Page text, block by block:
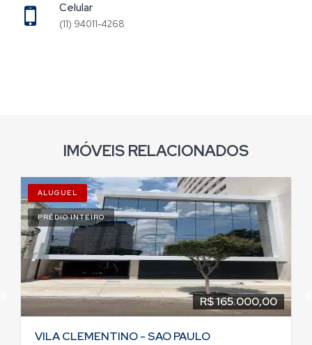
Celular
(11) 94011-4268
IMÓVEIS RELACIONADOS
ALUGUEL
PRÉDIO INTEIRO
R$ 165.000,00
VILA CLEMENTINO - SAO PAULO